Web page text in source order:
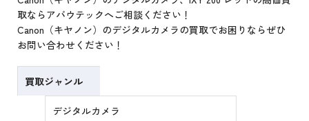
取ならアバウテックへご相談ください！
Canon（キヤノン）のデジタルカメラの買取でお困りならぜひ
お問い合わせください！
買取ジャンル
デジタルカメラ